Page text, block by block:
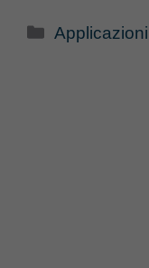
Categorie
Applicazioni